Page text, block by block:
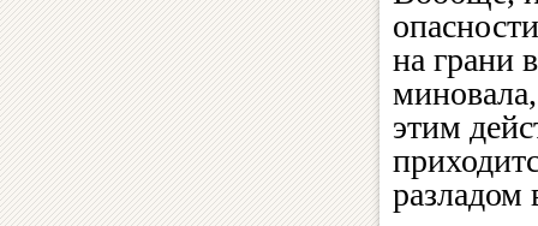
на грани
этим